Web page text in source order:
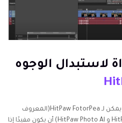
أداة لاستبدال الوجوه
بخلاف استبدال الوجوه في الفيديو، يمكن لـ HitPaw FotorPea(المعروف
سابقًا باسم HitPaw Photo Enhancer و HitPaw Photo Al) أن يكون مفيدًا إذا